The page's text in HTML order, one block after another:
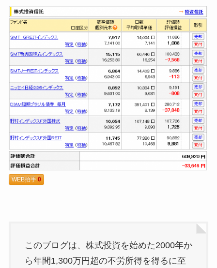
WEB拍手 0
このブログは、株式投資を始めた2000年か
ら年間1,300万円超の不労所得を得るに至